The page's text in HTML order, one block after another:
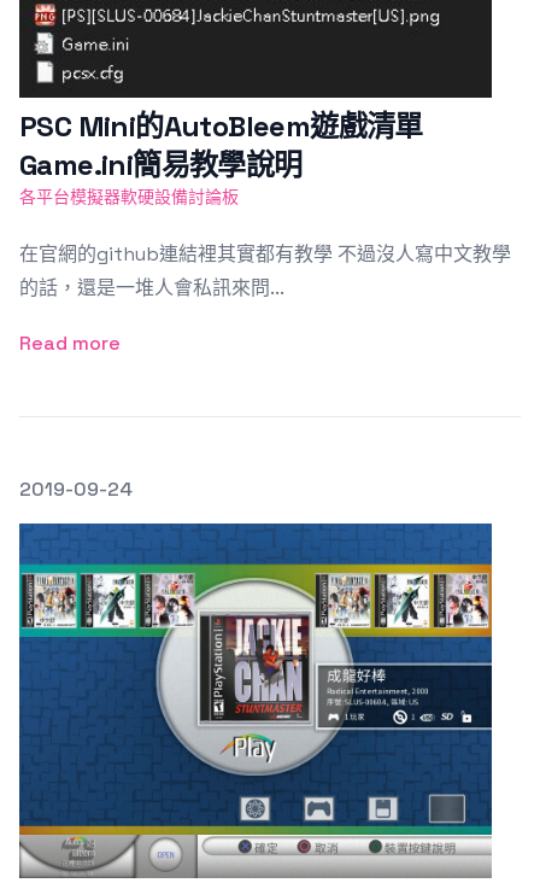
PSC Mini的AutoBleem遊戲清單
Game.ini簡易教學說明
各平台模擬器軟硬設備討論板
在官網的github連結裡其實都有教學 不過沒人寫中文教學
的話，還是一堆人會私訊來問...
Read more
發文於
2019-09-24
Featured Image